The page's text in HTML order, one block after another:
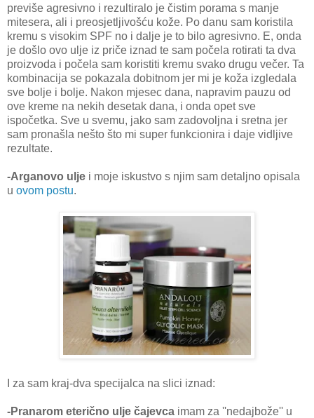
previše agresivno i rezultiralo je čistim porama s manje
mitesera, ali i preosjetljivošću kože. Po danu sam koristila
kremu s visokim SPF no i dalje je to bilo agresivno. E, onda
je došlo ovo ulje iz priče iznad te sam počela rotirati ta dva
proizvoda i počela sam koristiti kremu svako drugu večer. Ta
kombinacija se pokazala dobitnom jer mi je koža izgledala
sve bolje i bolje. Nakon mjesec dana, napravim pauzu od
ove kreme na nekih desetak dana, i onda opet sve
ispočetka. Sve u svemu, jako sam zadovoljna i sretna jer
sam pronašla nešto što mi super funkcionira i daje vidljive
rezultate.
-Arganovo ulje i moje iskustvo s njim sam detaljno opisala
u ovom postu.
I za sam kraj-dva specijalca na slici iznad:
-Pranarom eterično ulje čajevca imam za ''nedajbože'' u